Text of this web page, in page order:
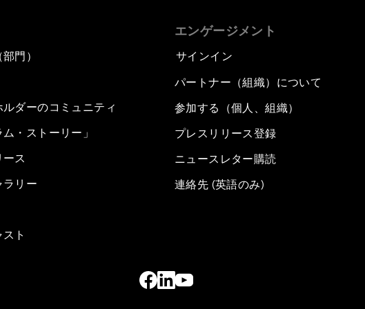
門）
ダーのコミュニティ
ム・ストーリー」
ス
ラリー
ト
エンゲージメント
サインイン
パートナー（組織）について
参加する（個人、組織）
プレスリリース登録
ニュースレター購読
連絡先 (英語のみ)